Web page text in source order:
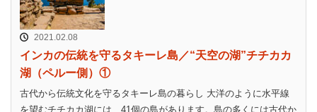
2021.02.08
インカの伝統を守るタキーレ島／“天空の湖”チチカカ
湖（ペルー側）①
古代から伝統文化を守るタキーレ島の暮らし 大洋のように水平線
を望むチチカカ湖には、41個の島があります。島の多くには古代か